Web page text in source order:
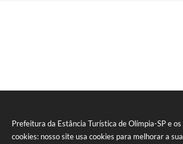
Prefeitura da Estância Turística de Olímpia-SP e os
cookies: nosso site usa cookies para melhorar a sua